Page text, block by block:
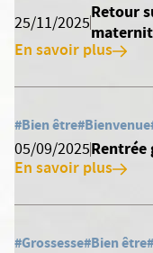
25/11/2025
Retour
En savoir plus
#Bien être#Bienvenue
05/09/2025Rentrée
En savoir plus
#Grossesse#Bien être